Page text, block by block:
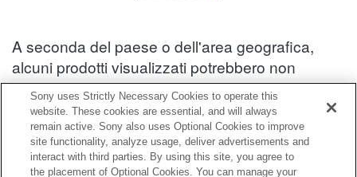
A seconda del paese o dell'area geografica,
alcuni prodotti visualizzati potrebbero non
essere disponibili.
Informazioni sulla compatibilità degli accessori : ZV-1A
Accessori per microfoni
Sony uses Strictly Necessary Cookies to operate this
website. These cookies are essential, and will always
remain active. Sony also uses Optional Cookies to improve
site functionality, analyze usage, deliver advertisements and
interact with third parties. By using this site, you agree to
the placement of Optional Cookies. You can manage your